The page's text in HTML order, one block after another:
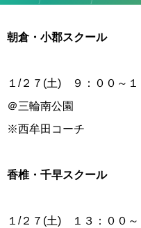
朝倉・小郡スクール
１/２７(土) ９：００～１
＠三輪南公園
※西牟田コーチ
香椎・千早スクール
１/２７(土) １３：００～